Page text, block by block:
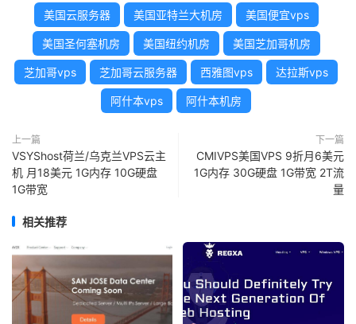
美国云服务器 美国亚特兰大机房 美国便宜vps
美国圣何塞机房 美国纽约机房 美国芝加哥机房
芝加哥vps 芝加哥云服务器 西雅图vps 达拉斯vps
阿什本vps 阿什本机房
上一篇
VSYShost荷兰/乌克兰VPS云主
机 月18美元 1G内存 10G硬盘
1G带宽
下一篇
CMIVPS美国VPS 9折月6美元
1G内存 30G硬盘 1G带宽 2T流
量
相关推荐